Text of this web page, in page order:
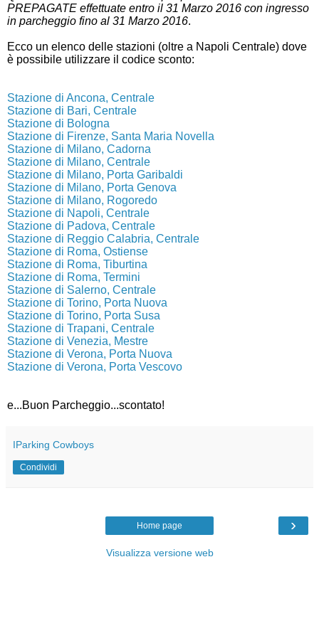
PREPAGATE effettuate entro il 31 Marzo 2016 con ingresso
in parcheggio fino al 31 Marzo 2016.
Ecco un elenco delle stazioni (oltre a Napoli Centrale) dove
è possibile utilizzare il codice sconto:
Stazione di Ancona, Centrale
Stazione di Bari, Centrale
Stazione di Bologna
Stazione di Firenze, Santa Maria Novella
Stazione di Milano, Cadorna
Stazione di Milano, Centrale
Stazione di Milano, Porta Garibaldi
Stazione di Milano, Porta Genova
Stazione di Milano, Rogoredo
Stazione di Napoli, Centrale
Stazione di Padova, Centrale
Stazione di Reggio Calabria, Centrale
Stazione di Roma, Ostiense
Stazione di Roma, Tiburtina
Stazione di Roma, Termini
Stazione di Salerno, Centrale
Stazione di Torino, Porta Nuova
Stazione di Torino, Porta Susa
Stazione di Trapani, Centrale
Stazione di Venezia, Mestre
Stazione di Verona, Porta Nuova
Stazione di Verona, Porta Vescovo
e...Buon Parcheggio...scontato!
IParking Cowboys
Condividi
›
Home page
Visualizza versione web